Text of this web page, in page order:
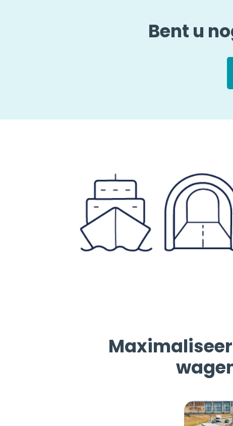
Bent u
Maximaliseer